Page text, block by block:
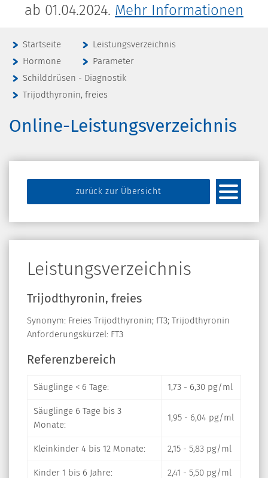
ab 01.04.2024. Mehr Informationen
Startseite
Leistungsverzeichnis
Hormone
Parameter
Schilddrüsen - Diagnostik
Trijodthyronin, freies
Online-Leistungsverzeichnis
zurück zur Übersicht
Leistungsverzeichnis
Trijodthyronin, freies
Synonym: Freies Trijodthyronin; fT3; Trijodthyronin
Anforderungskürzel: FT3
Referenzbereich
Säuglinge < 6 Tage: 1,73 - 6,30 pg/ml
Säuglinge 6 Tage bis 3
Monate:
1,95 - 6,04 pg/ml
Kleinkinder 4 bis 12 Monate: 2,15 - 5,83 pg/ml
Kinder 1 bis 6 Jahre: 2,41 - 5,50 pg/ml